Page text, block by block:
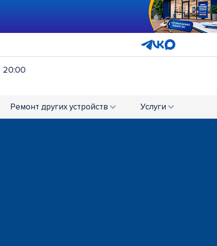
20:00
Ремонт других устройств Услуги